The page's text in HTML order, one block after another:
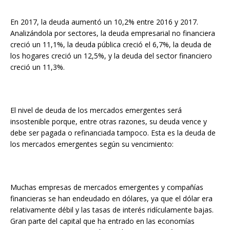
En 2017, la deuda aumentó un 10,2% entre 2016 y 2017.
Analizándola por sectores, la deuda empresarial no financiera
creció un 11,1%, la deuda pública creció el 6,7%, la deuda de
los hogares creció un 12,5%, y la deuda del sector financiero
creció un 11,3%.
El nivel de deuda de los mercados emergentes será
insostenible porque, entre otras razones, su deuda vence y
debe ser pagada o refinanciada tampoco. Esta es la deuda de
los mercados emergentes según su vencimiento:
Muchas empresas de mercados emergentes y compañías
financieras se han endeudado en dólares, ya que el dólar era
relativamente débil y las tasas de interés ridículamente bajas.
Gran parte del capital que ha entrado en las economías